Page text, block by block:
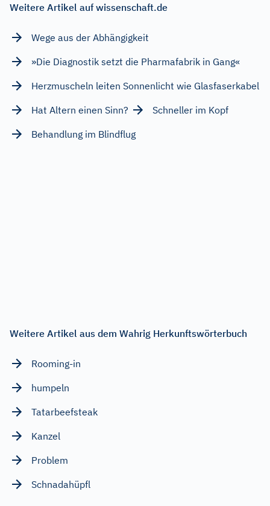
Weitere Artikel auf wissenschaft.de
Wege aus der Abhängigkeit
»Die Diagnostik setzt die Pharmafabrik in Gang«
Herzmuscheln leiten Sonnenlicht wie Glasfaserkabel
Hat Altern einen Sinn?
Schneller im Kopf
Behandlung im Blindflug
Weitere Artikel aus dem Wahrig Herkunftswörterbuch
Rooming-in
humpeln
Tatarbeefsteak
Kanzel
Problem
Schnadahüpfl